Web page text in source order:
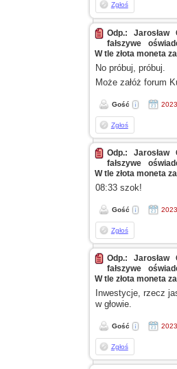
Zgłoś
Odp.: Jarosław
fałszywe
W tle złota moneta
No próbuj, próbuj.
Może załóż forum
Gość
Zgłoś
Odp.: Jarosław
fałszywe
W tle złota moneta
08:33 szok!
Gość
Zgłoś
Odp.: Jarosław
fałszywe
W tle złota moneta
Inwestycje, rzecz
w głowie.
Gość
Zgłoś